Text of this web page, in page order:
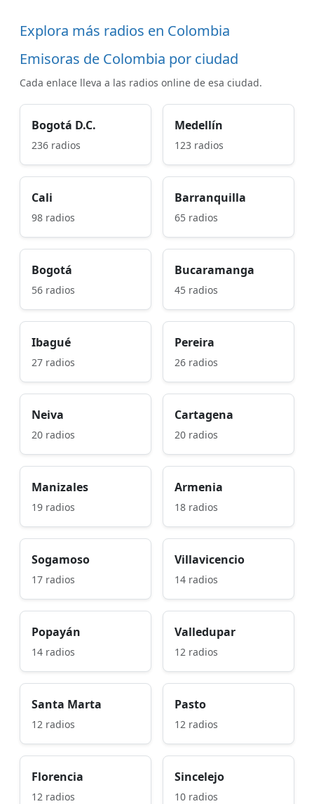
Explora más radios en Colombia
Emisoras de Colombia por ciudad
Cada enlace lleva a las radios online de esa ciudad.
Bogotá D.C.
236 radios
Medellín
123 radios
Cali
98 radios
Barranquilla
65 radios
Bogotá
56 radios
Bucaramanga
45 radios
Ibagué
27 radios
Pereira
26 radios
Neiva
20 radios
Cartagena
20 radios
Manizales
19 radios
Armenia
18 radios
Sogamoso
17 radios
Villavicencio
14 radios
Popayán
14 radios
Valledupar
12 radios
Santa Marta
12 radios
Pasto
12 radios
Florencia
12 radios
Sincelejo
10 radios